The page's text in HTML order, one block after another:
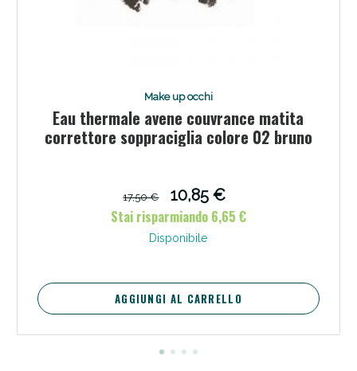
Make up occhi
Eau thermale avene couvrance matita
correttore soppraciglia colore 02 bruno
17,50 €
10,85 €
Stai risparmiando 6,65 €
Disponibile
AGGIUNGI AL CARRELLO
Scopri le offerte di Oggi